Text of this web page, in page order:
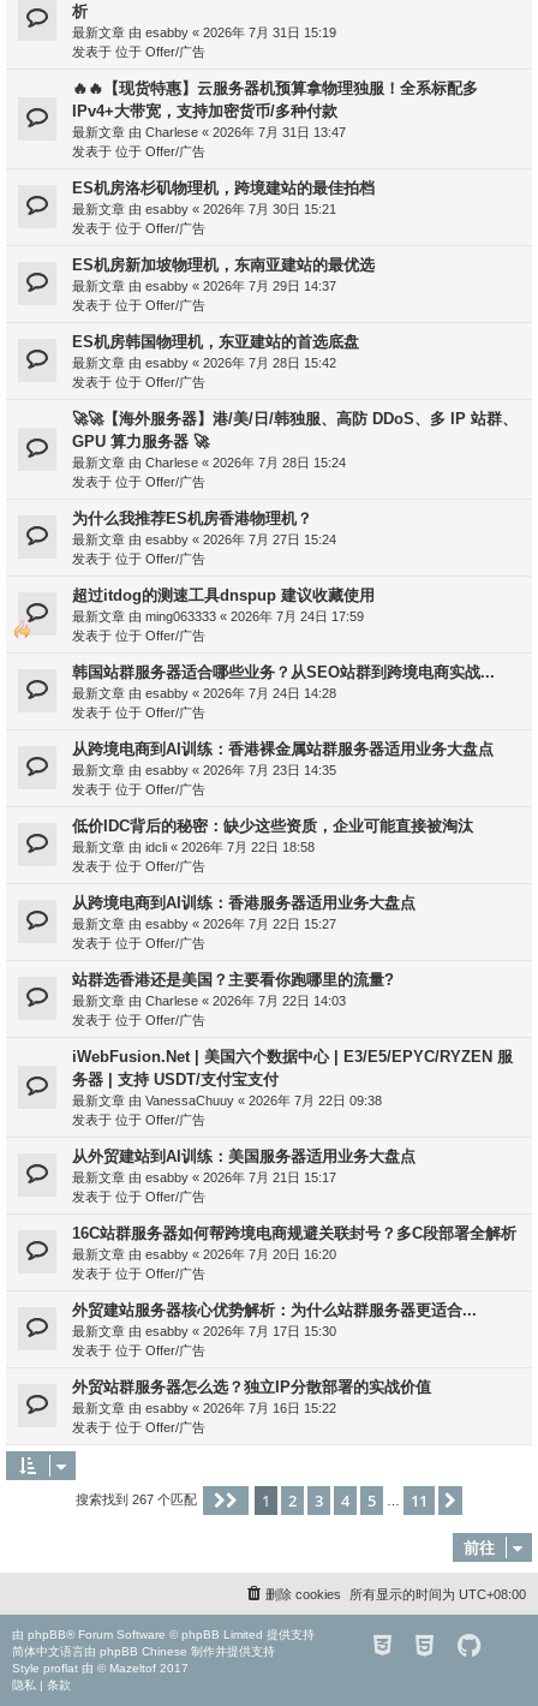
析
最新文章 由 esabby « 2026年 7月 31日 15:19
发表于 位于 Offer/广告
🔥🔥【现货特惠】云服务器机预算拿物理独服！全系标配多
IPv4+大带宽，支持加密货币/多种付款
最新文章 由 Charlese « 2026年 7月 31日 13:47
发表于 位于 Offer/广告
ES机房洛杉矶物理机，跨境建站的最佳拍档
最新文章 由 esabby « 2026年 7月 30日 15:21
发表于 位于 Offer/广告
ES机房新加坡物理机，东南亚建站的最优选
最新文章 由 esabby « 2026年 7月 29日 14:37
发表于 位于 Offer/广告
ES机房韩国物理机，东亚建站的首选底盘
最新文章 由 esabby « 2026年 7月 28日 15:42
发表于 位于 Offer/广告
🚀🚀【海外服务器】港/美/日/韩独服、高防 DDoS、多 IP 站群、
GPU 算力服务器 🚀
最新文章 由 Charlese « 2026年 7月 28日 15:24
发表于 位于 Offer/广告
为什么我推荐ES机房香港物理机？
最新文章 由 esabby « 2026年 7月 27日 15:24
发表于 位于 Offer/广告
超过itdog的测速工具dnspup 建议收藏使用
最新文章 由 ming063333 « 2026年 7月 24日 17:59
发表于 位于 Offer/广告
韩国站群服务器适合哪些业务？从SEO站群到跨境电商实战...
最新文章 由 esabby « 2026年 7月 24日 14:28
发表于 位于 Offer/广告
从跨境电商到AI训练：香港裸金属站群服务器适用业务大盘点
最新文章 由 esabby « 2026年 7月 23日 14:35
发表于 位于 Offer/广告
低价IDC背后的秘密：缺少这些资质，企业可能直接被淘汰
最新文章 由 idcli « 2026年 7月 22日 18:58
发表于 位于 Offer/广告
从跨境电商到AI训练：香港服务器适用业务大盘点
最新文章 由 esabby « 2026年 7月 22日 15:27
发表于 位于 Offer/广告
站群选香港还是美国？主要看你跑哪里的流量?
最新文章 由 Charlese « 2026年 7月 22日 14:03
发表于 位于 Offer/广告
iWebFusion.Net | 美国六个数据中心 | E3/E5/EPYC/RYZEN 服
务器 | 支持 USDT/支付宝支付
最新文章 由 VanessaChuuy « 2026年 7月 22日 09:38
发表于 位于 Offer/广告
从外贸建站到AI训练：美国服务器适用业务大盘点
最新文章 由 esabby « 2026年 7月 21日 15:17
发表于 位于 Offer/广告
16C站群服务器如何帮跨境电商规避关联封号？多C段部署全解析
最新文章 由 esabby « 2026年 7月 20日 16:20
发表于 位于 Offer/广告
外贸建站服务器核心优势解析：为什么站群服务器更适合...
最新文章 由 esabby « 2026年 7月 17日 15:30
发表于 位于 Offer/广告
外贸站群服务器怎么选？独立IP分散部署的实战价值
最新文章 由 esabby « 2026年 7月 16日 15:22
发表于 位于 Offer/广告
搜索找到 267 个匹配 分页：1 11
1 2 3 4 5 11
前往
所有显示的时间为 UTC+08:00
删除 cookies
由 phpBB® Forum Software © phpBB Limited 提供支持
简体中文语言由 phpBB Chinese 制作并提供支持
Style proflat 由 © Mazeltof 2017
隐私 | 条款